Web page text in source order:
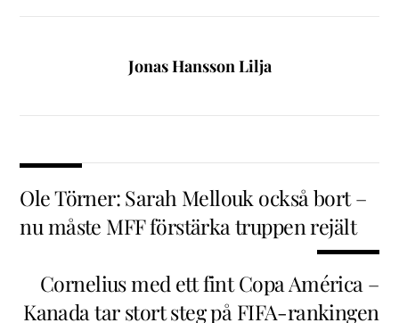
Jonas Hansson Lilja
Ole Törner: Sarah Mellouk också bort –
nu måste MFF förstärka truppen rejält
Cornelius med ett fint Copa América –
Kanada tar stort steg på FIFA-rankingen